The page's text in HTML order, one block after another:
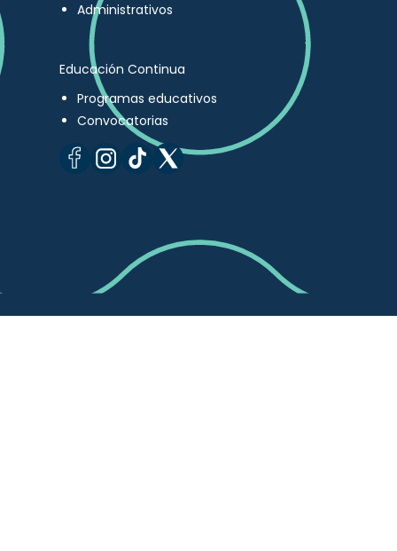
Administrativos
Educación Continua
Programas educativos
Convocatorias